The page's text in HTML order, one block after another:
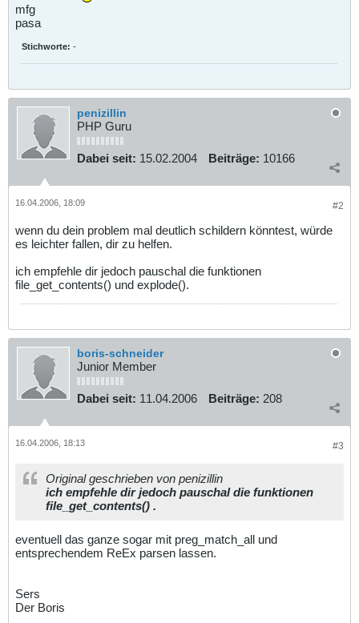
mfg
pasa
Stichworte: -
penizillin
PHP Guru
Dabei seit: 15.02.2004 Beiträge: 10166
#2
16.04.2006, 18:09
wenn du dein problem mal deutlich schildern könntest, würde
es leichter fallen, dir zu helfen.
ich empfehle dir jedoch pauschal die funktionen
file_get_contents() und explode().
boris-schneider
Junior Member
Dabei seit: 11.04.2006 Beiträge: 208
#3
16.04.2006, 18:13
Original geschrieben von penizillin
ich empfehle dir jedoch pauschal die funktionen
file_get_contents() .
eventuell das ganze sogar mit preg_match_all und
entsprechendem ReEx parsen lassen.
Sers
Der Boris